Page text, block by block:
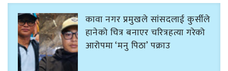
कावा नगर प्रमुखले सांसदलाई कुर्सीले
हानेको चित्र बनाएर चरित्रहत्या गरेको
आरोपमा ‘मनु पिठा’ पक्राउ